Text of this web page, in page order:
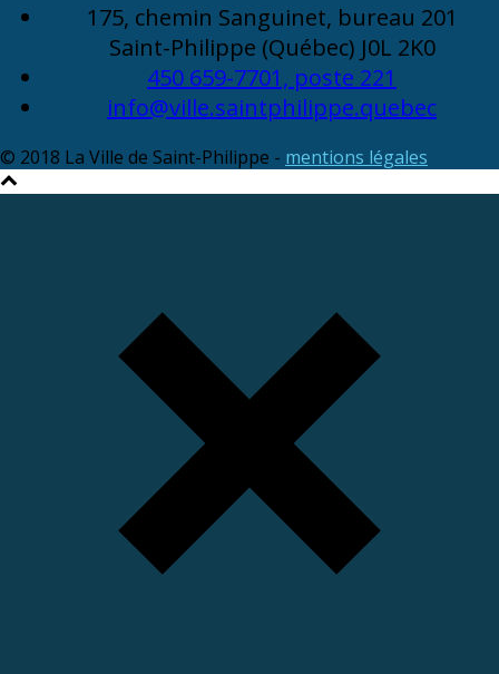
175, chemin Sanguinet, bureau 201
Saint-Philippe (Québec) J0L 2K0
450 659-7701, poste 221
info@ville.saintphilippe.quebec
© 2018 La Ville de Saint-Philippe - mentions légales